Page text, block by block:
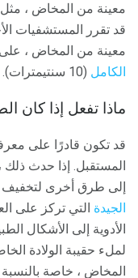
قد تقرر المستشفيات
معينة من المخاض ،
الكامل (10 سنتيمترات).
ماذا تفعل إذا كان
قد تكون قادرًا على
المستقبل. إذا حدث ذلك
إلى طرق أخرى لتخفيف
الجيدة التي تركز على
الأدوية إلى الأشكال
لملء حقيبة الولادة
المخاض ، خاصة